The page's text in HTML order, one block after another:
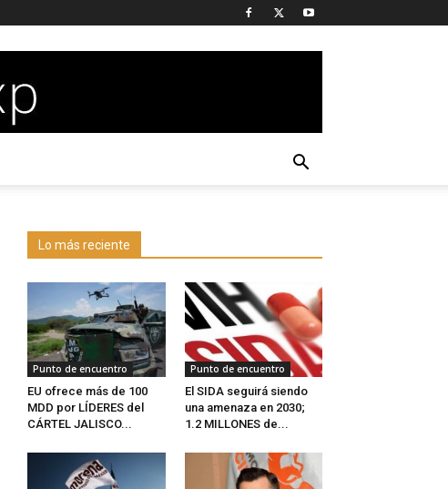
Lo más reciente
Punto de encuentro
EU ofrece más de 100
MDD por LÍDERES del
CÁRTEL JALISCO...
Punto de encuentro
El SIDA seguirá siendo
una amenaza en 2030;
1.2 MILLONES de...